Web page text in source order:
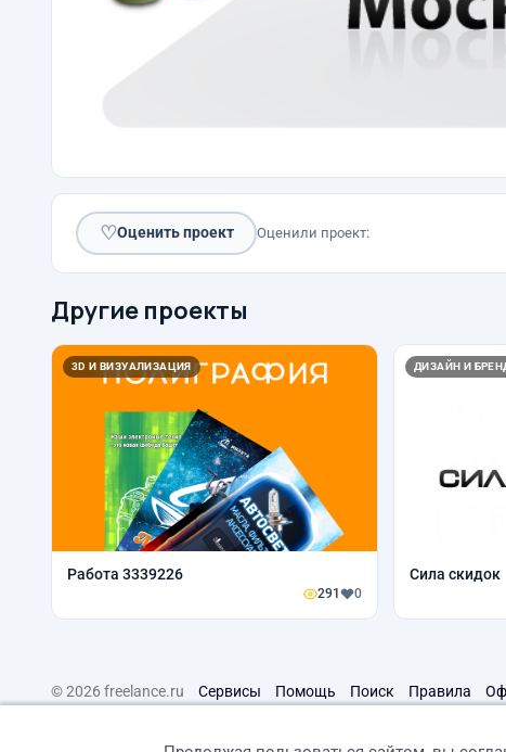
♡Оценить проект Оценили проект:
Другие проекты
3D И ВИЗУАЛИЗАЦИЯ
Работа 3339226
291 0
ДИЗАЙН И
Сила скидок
© 2026 freelance.ru Сервисы Помощь Поиск Правила